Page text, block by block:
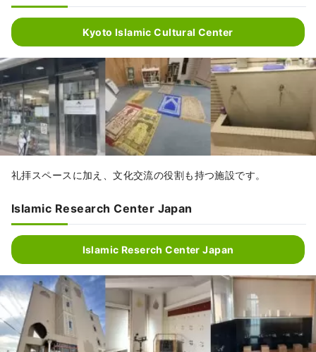
Kyoto Islamic Cultural Center
礼拝スペースに加え、文化交流の役割も持つ施設です。
Islamic Research Center Japan
Islamic Reserch Center Japan